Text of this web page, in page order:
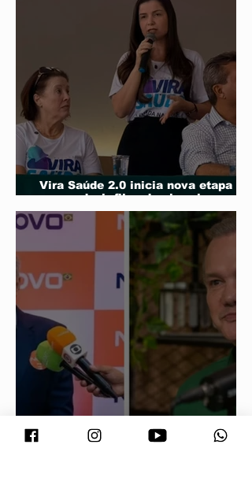
Vira Saúde 2.0 inicia nova etapa
para reduzir filas de cirurgias
eletivas
acabou trocado por Farina em ata do